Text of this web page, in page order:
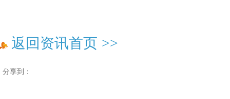
返回资讯首页 >>
分享到：